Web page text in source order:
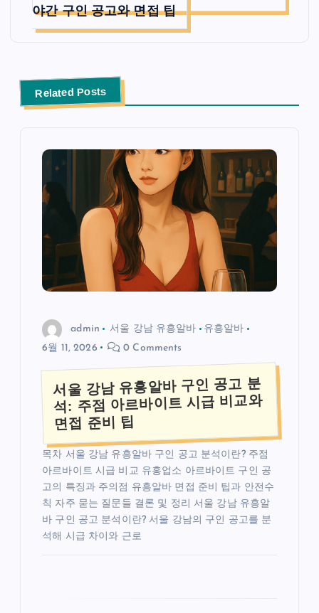
야간 구인 공고와 면접 팁
Related Posts
admin 서울 강남 유흥알바
유흥알바
6월 11, 2026
0 Comments
서울 강남 유흥알바 구인 공고 분
석: 주점 아르바이트 시급 비교와
면접 준비 팁
목차 서울 강남 유흥알바 구인 공고 분석이란? 주점
아르바이트 시급 비교 유흥업소 아르바이트 구인 공
고의 특징과 주의점 유흥알바 면접 준비 팁과 안전수
칙 자주 묻는 질문들 결론 및 정리 서울 강남 유흥알
바 구인 공고 분석이란? 서울 강남의 구인 공고를 분
석해 시급 차이와 근로